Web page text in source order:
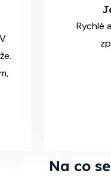
Rychlé
Na co